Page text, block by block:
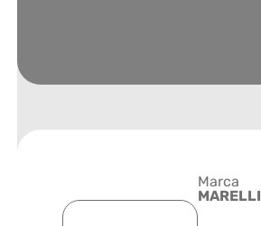
Marca
MARELLI